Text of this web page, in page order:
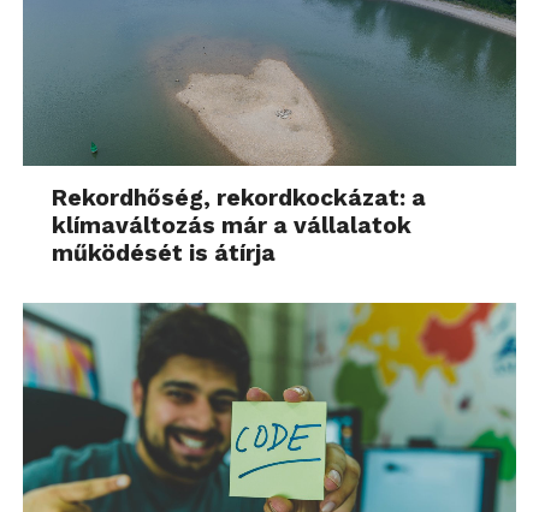
Rekordhőség, rekordkockázat: a
klímaváltozás már a vállalatok
működését is átírja